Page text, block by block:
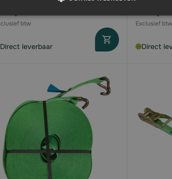
Direct leverbaar Direct